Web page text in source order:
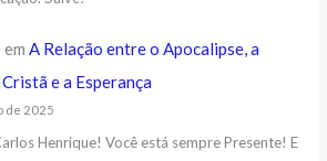
em A Relação entre o Apocalipse, a
e a Esperança
de 2025
Henrique! Você está sempre Presente! E